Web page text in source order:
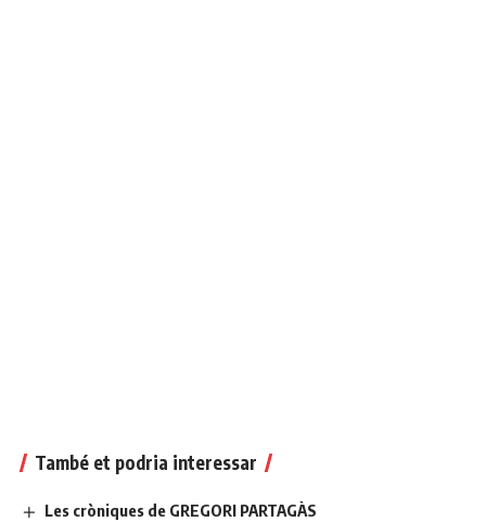
També et podria interessar
Les cròniques de GREGORI PARTAGÀS